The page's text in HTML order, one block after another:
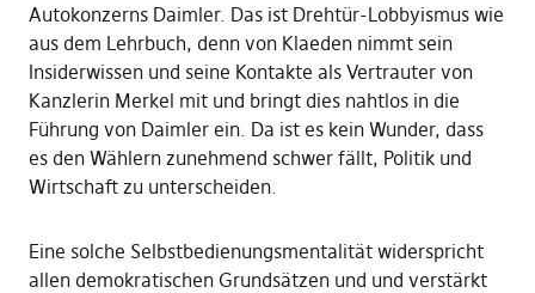
Autokonzerns Daimler. Das ist Drehtür-Lobbyismus wie
aus dem Lehrbuch, denn von Klaeden nimmt sein
Insiderwissen und seine Kontakte als Vertrauter von
Kanzlerin Merkel mit und bringt dies nahtlos in die
Führung von Daimler ein. Da ist es kein Wunder, dass
es den Wählern zunehmend schwer fällt, Politik und
Wirtschaft zu unterscheiden.
Eine solche Selbstbedienungsmentalität widerspricht
allen demokratischen Grundsätzen und und verstärkt